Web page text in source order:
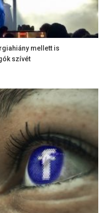
mellett is
szívét